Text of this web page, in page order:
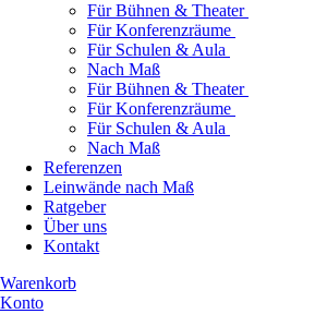
Für Bühnen & Theater
Für Konferenzräume
Für Schulen & Aula
Nach Maß
Für Bühnen & Theater
Für Konferenzräume
Für Schulen & Aula
Nach Maß
Referenzen
Leinwände nach Maß
Ratgeber
Über uns
Kontakt
Warenkorb
Konto